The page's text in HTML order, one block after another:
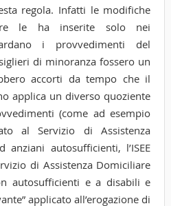
regola. Infatti le modifiche
le ha inserite solo nei
i provvedimenti del
di minoranza fossero un
accorti da tempo che il
applica un diverso quoziente
(come ad esempio
al Servizio di Assistenza
anziani autosufficienti, l’ISEE
di Assistenza Domiciliare
autosufficienti e a disabili e
applicato all’erogazione di